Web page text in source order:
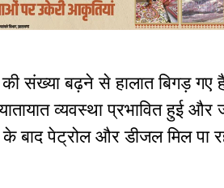
संख्या बढ़ने से हालात बिगड़ गए
व्यवस्था प्रभावित हुई और
बाद पेट्रोल और डीजल मिल पा